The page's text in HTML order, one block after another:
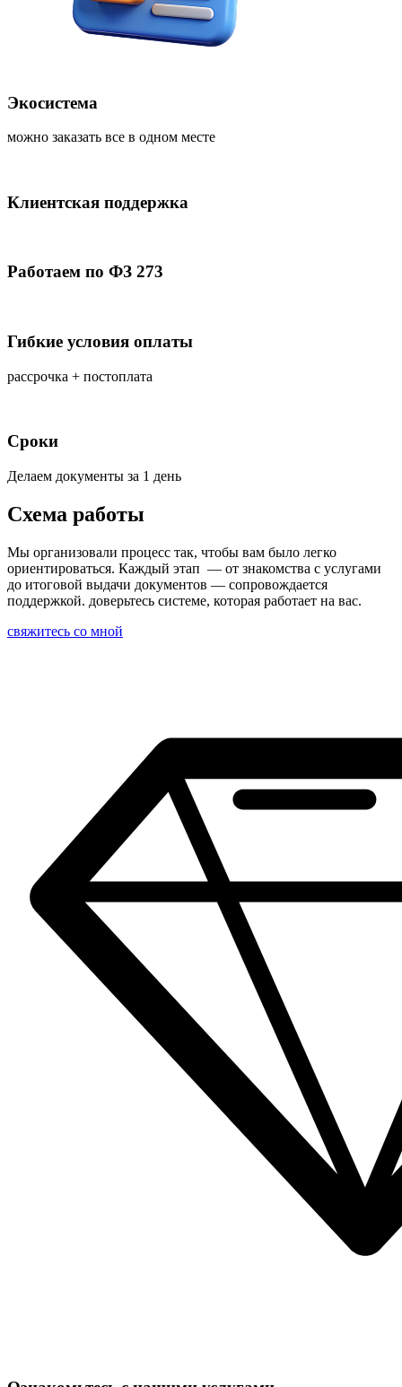
Экосистема
можно заказать все в одном месте
Клиентская поддержка
Работаем по ФЗ 273
Гибкие условия оплаты
рассрочка + постоплата
Сроки
Делаем документы за 1 день
Схема работы
Мы организовали процесс так, чтобы вам было легко
ориентироваться. Каждый этап — от знакомства с услугами
до итоговой выдачи документов — сопровождается
поддержкой. доверьтесь системе, которая работает на вас.
свяжитесь со мной